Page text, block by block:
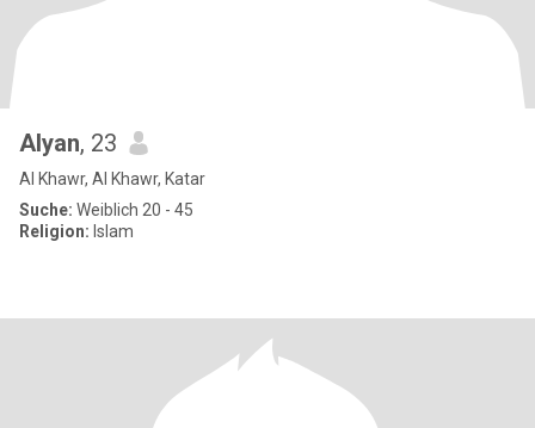
Alyan, 23
Al Khawr, Al Khawr, Katar
Suche: Weiblich 20 - 45
Religion: Islam